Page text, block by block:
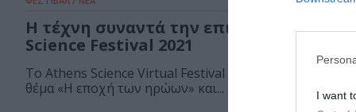
I want
Η τέχνη συναντά την επιστήμη στο
Science Festival 2021
Το Athens Science Virtual Festival επιστρέφει δυναμικά
θέμα «Η εποχή των ηρώων» και...